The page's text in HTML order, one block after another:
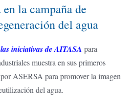
la campaña de
del agua
iniciativas de AITASA para
muestra en sus primeros
ASERSA para promover la imagen
del agua.